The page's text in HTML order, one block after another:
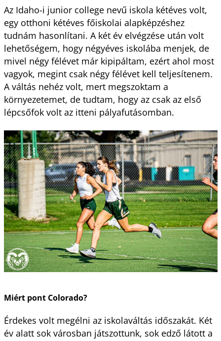
Az Idaho-i junior college nevű iskola kétéves volt,
egy otthoni kétéves főiskolai alapképzéshez
tudnám hasonlítani. A két év elvégzése után volt
lehetőségem, hogy négyéves iskolába menjek, de
mivel négy félévet már kipipáltam, ezért ahol most
vagyok, megint csak négy félévet kell teljesítenem.
A váltás nehéz volt, mert megszoktam a
környezetemet, de tudtam, hogy az csak az első
lépcsőfok volt az itteni pályafutásomban.
Miért pont Colorado?
Érdekes volt megélni az iskolaváltás időszakát. Két
év alatt sok városban játszottunk, sok edző látott a